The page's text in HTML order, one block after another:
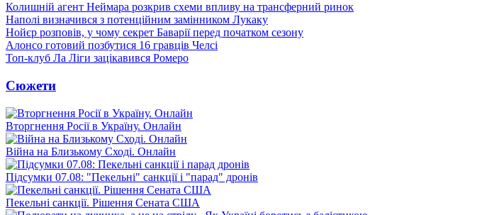
Колишній агент Неймара розкрив схеми впливу на трансферний ринок
Наполі визначився з потенційним замінником Лукаку
Нойєр розповів, у чому секрет Баварії перед початком сезону
Алонсо готовий позбутися 16 гравців Челсі
Топ-клуб Ла Ліги зацікавився Ромеро
Сюжети
Вторгнення Росії в Україну. Онлайн
Війна на Близькому Сході. Онлайн
Підсумки 07.08: "Пекельні" санкції і "парад" дронів
Пекельні санкції. Рішення Сената США